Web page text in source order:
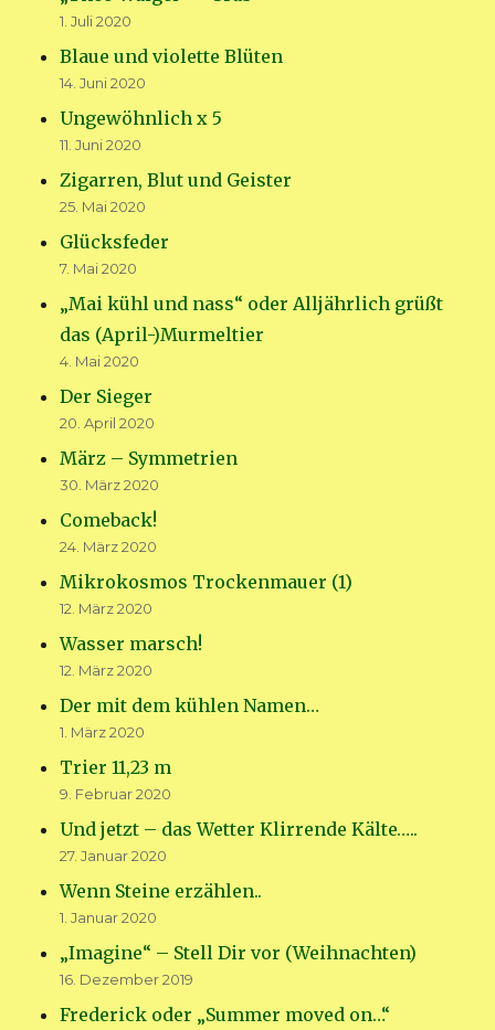
1. Juli 2020
Blaue und violette Blüten
14. Juni 2020
Ungewöhnlich x 5
11. Juni 2020
Zigarren, Blut und Geister
25. Mai 2020
Glücksfeder
7. Mai 2020
„Mai kühl und nass“ oder Alljährlich grüßt
das (April-)Murmeltier
4. Mai 2020
Der Sieger
20. April 2020
März – Symmetrien
30. März 2020
Comeback!
24. März 2020
Mikrokosmos Trockenmauer (1)
12. März 2020
Wasser marsch!
12. März 2020
Der mit dem kühlen Namen…
1. März 2020
Trier 11,23 m
9. Februar 2020
Und jetzt – das Wetter Klirrende Kälte…..
27. Januar 2020
Wenn Steine erzählen..
1. Januar 2020
„Imagine“ – Stell Dir vor (Weihnachten)
16. Dezember 2019
Frederick oder „Summer moved on…“